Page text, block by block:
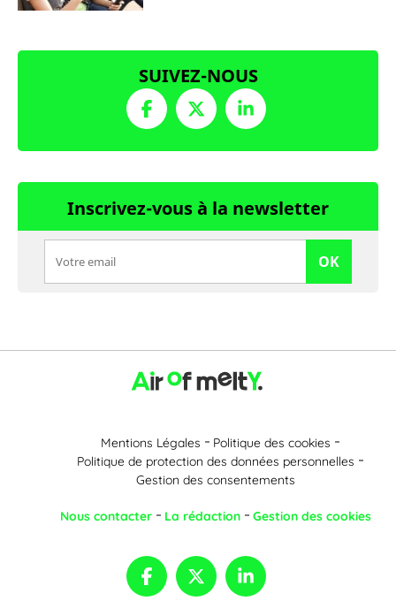
SUIVEZ-NOUS
Inscrivez-vous à la newsletter
OK
Mentions Légales
Politique des cookies
Politique de protection des données personnelles
Gestion des consentements
Nous contacter La rédaction Gestion des cookies